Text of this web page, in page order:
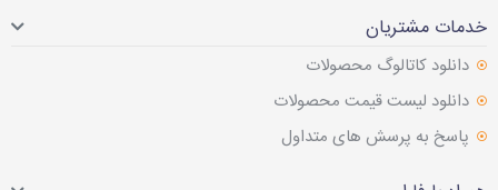
خدمات مشتریان
دانلود کاتالوگ محصولات
دانلود لیست قیمت محصولات
پاسخ به پرسش های متداول